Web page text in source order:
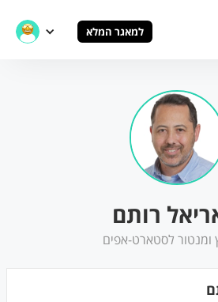
למאגר המלא
רותם
ומנטור לסטארט-אפים